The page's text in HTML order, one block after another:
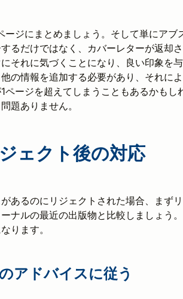
ージにまとめましょう。そして単にアブ
るだけではなく、カバーレターが返却
それに気づくことになり、良い印象を
の情報を追加する必要があり、それに
ページを超えてしまうこともあるかもし
題ありません。
ェクト後の対応
あるのにリジェクトされた場合、まず
ナルの最近の出版物と比較しましょう
ります。
アドバイスに従う